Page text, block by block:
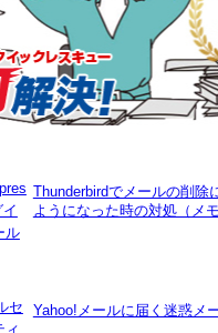
Thunderbirdでメールの削除
ようになった時の対処（メモ
Yahoo!メールに届く迷惑メ